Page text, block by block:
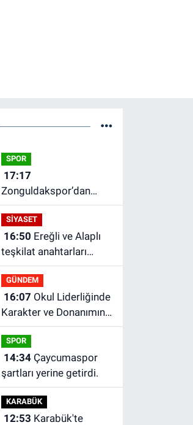
SPOR
17:17
Zonguldakspor’dan
Süper transfer.
SİYASET
16:50
teşkilat anahtarları
teslim edildi.
GÜNDEM
16:07
Karakter ve Donanımın
Belirleyici Rolü
SPOR
14:34Çaycumaspor
şartları yerine getirdi.
KARABÜK
12:53